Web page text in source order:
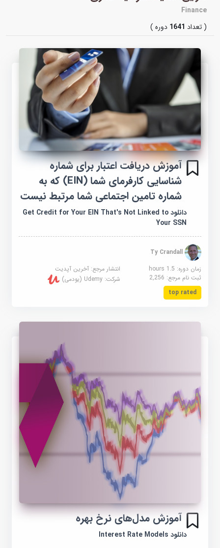
Finance
( تعداد1641 دوره )
آموزش دریافت اعتبار برای شماره
شناسایی کارفرمای شما (EIN) که به
شماره تامین اجتماعی شما مرتبط نیست
دانلود Get Credit for Your EIN That's Not Linked to
Your SSN
Ty Crandall
زمان دوره: 1.5 hours
انتشار مرجع:آخرین آپدیت
ثبت نام مرجع:2,256 شرکت:Udemy (یودمی)
top rated
آموزش مدل‌های نرخ بهره
دانلود Interest Rate Models